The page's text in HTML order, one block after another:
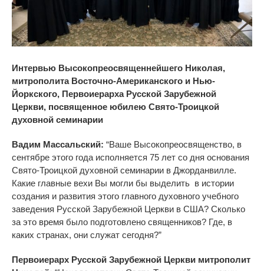
Интервью Высокопреосвященнейшего Николая,
митрополита Восточно-Американского и Нью-
Йоркского, Первоиерарха Русской Зарубежной
Церкви, посвященное юбилею Свято-Троицкой
духовной семинарии
Вадим Массальский: “Ваше Высокопреосвященство, в
сентябре этого года исполняется 75 лет со дня основания
Свято-Троицкой духовной семинарии в Джорданвилле.
Какие главные вехи Вы могли бы выделить в истории
создания и развития этого главного духовного учебного
заведения Русской Зарубежной Церкви в США? Сколько
за это время было подготовлено священников? Где, в
каких странах, они служат сегодня?”
Первоиерарх Русской Зарубежной Церкви митрополит